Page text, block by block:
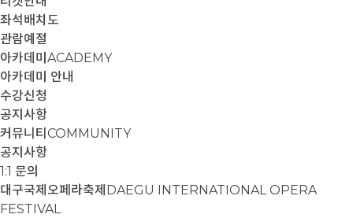
좌석배치도
관람예절
아카데미 ACADEMY
아카데미 안내
수강신청
공지사항
커뮤니티 COMMUNITY
공지사항
1:1 문의
대구국제오페라축제 DAEGU INTERNATIONAL OPERA
FESTIVAL